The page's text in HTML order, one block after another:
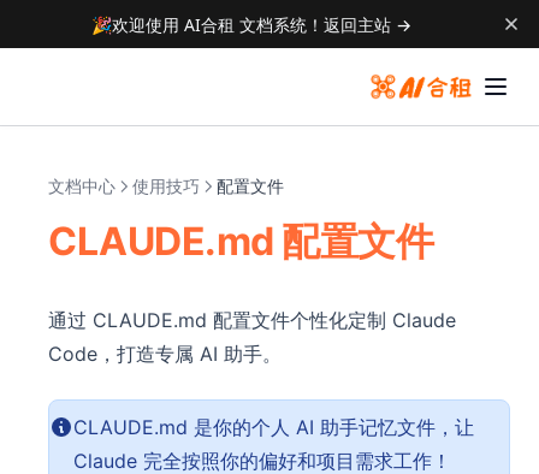
🎉欢迎使用 AI合租 文档系统！返回主站 →
文档中心 使用技巧 配置文件
CLAUDE.md 配置文件
通过 CLAUDE.md 配置文件个性化定制 Claude
Code，打造专属 AI 助手。
CLAUDE.md 是你的个人 AI 助手记忆文件，让
Claude 完全按照你的偏好和项目需求工作！